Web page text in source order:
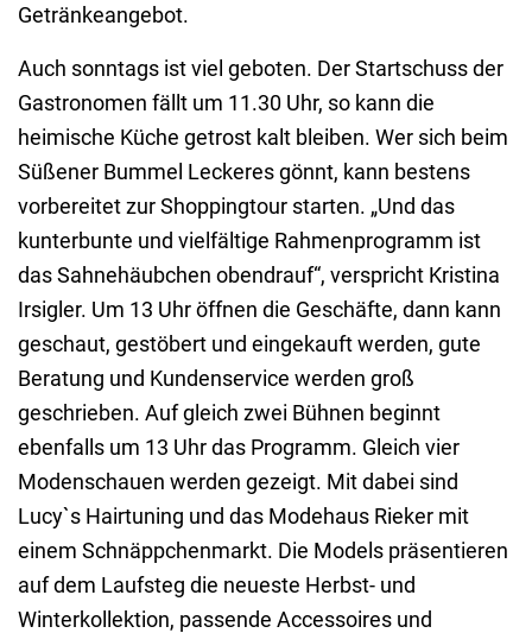
Getränkeangebot.
Auch sonntags ist viel geboten. Der Startschuss der
Gastronomen fällt um 11.30 Uhr, so kann die
heimische Küche getrost kalt bleiben. Wer sich beim
Süßener Bummel Leckeres gönnt, kann bestens
vorbereitet zur Shoppingtour starten. „Und das
kunterbunte und vielfältige Rahmenprogramm ist
das Sahnehäubchen obendrauf“, verspricht Kristina
Irsigler. Um 13 Uhr öffnen die Geschäfte, dann kann
geschaut, gestöbert und eingekauft werden, gute
Beratung und Kundenservice werden groß
geschrieben. Auf gleich zwei Bühnen beginnt
ebenfalls um 13 Uhr das Programm. Gleich vier
Modenschauen werden gezeigt. Mit dabei sind
Lucy`s Hairtuning und das Modehaus Rieker mit
einem Schnäppchenmarkt. Die Models präsentieren
auf dem Laufsteg die neueste Herbst- und
Winterkollektion, passende Accessoires und